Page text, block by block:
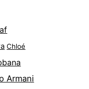
Chloé
Armani